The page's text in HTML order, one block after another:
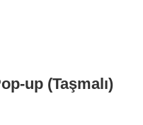
up (Taşmalı)